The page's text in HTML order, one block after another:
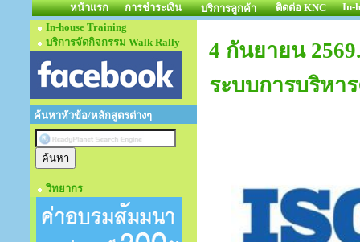
หน้าแรก การชำระเงิน บริการลูกค้า ติดต่อ KNC
In-
In-house Training
บริการจัดกิจกรรม Walk Rally
ค้นหาหัวข้อ/หลักสูตรต่างๆ
วิทยากร
4 กันยายน
ระบบการบริหา